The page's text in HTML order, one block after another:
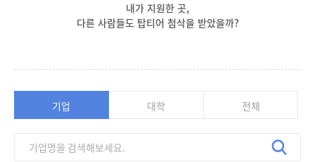
내가 지원한 곳,
다른 사람들도 탑티어 첨삭을 받았을까?
기업 대학 전체